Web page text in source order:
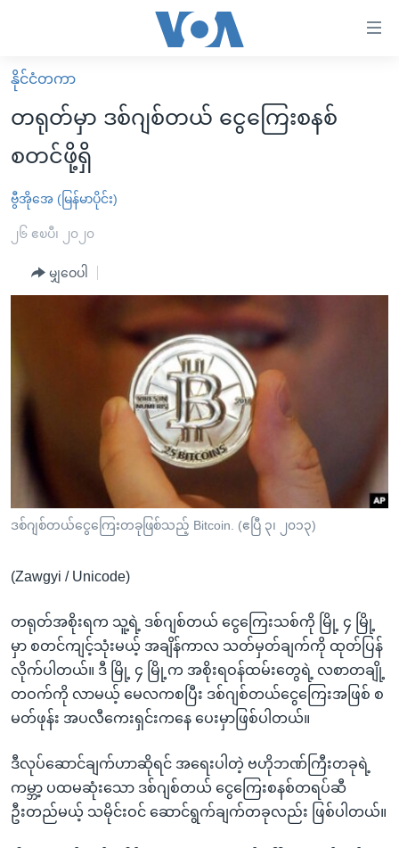
လွယ်ကူ
စေ
များ
ပင်မ
စာမျက်နှာ
ကြည့်
ရှာဖွေ
နေရာ
သို့
ကျော်
ရန်
မူလစာမျက်နှာ
မြန်မာ
ကမ္ဘာ့သတင်းများ
နိုင်ငံတကာ
အစ္စရေး-ပါလက်စတိုင်း
ဗွီဒီယို
သတင်းလွတ်လပ်ခွင့်
အင်္ဂလိပ်စာလေ့လာမယ်
မကြေးမုံရဲ့ အင်္ဂလိပ်စာ
ရုပ်ရှင်ထဲက အင်္ဂလိပ်စာ
သုတပဒေသာ အင်္ဂလိပ်စာ
ရေဒီယိုနှင့်ရုပ်သံ အချက်အလက်များ
ရေဒီယို/တီဗွီအစီအစဉ်
Learning English
ဗွီအိုအေ လူမှုကွန်ယက်များ
နိုင်ငံတကာ
တရုတ်မှာ ဒစ်ဂျစ်တယ် ငွေကြေးစနစ်
စတင်ဖို့ရှိ
ဗွီအိုအေ (မြန်မာပိုင်း)
၂၆ ဧၿပီ၊ ၂၀၂၀
မျှဝေပါ
ဒစ်ဂျစ်တယ်ငွေကြေးတခုဖြစ်သည့် Bitcoin. (ဧပြီ ၃၊ ၂၀၁၃)
(Zawgyi / Unicode)
တရုတ်အစိုးရက သူ့ရဲ့ ဒစ်ဂျစ်တယ် ငွေကြေးသစ်ကို မြို့ ၄ မြို့
မှာ စတင်ကျင့်သုံးမယ့် အချိန်ကာလ သတ်မှတ်ချက်ကို ထုတ်ပြန်
လိုက်ပါတယ်။ ဒီ မြို့ ၄ မြို့က အစိုးရဝန်ထမ်းတွေရဲ့ လစာတချို့
တဝက်ကို လာမယ့် မေလကစပြီး ဒစ်ဂျစ်တယ်ငွေကြေးအဖြစ် စ
မတ်ဖုန်း အပလီကေးရှင်းကနေ ပေးမှာဖြစ်ပါတယ်။
ဒီလုပ်ဆောင်ချက်ဟာဆိုရင် အရေးပါတဲ့ ဗဟိုဘဏ်ကြီးတခုရဲ့
ကမ္ဘာ့ ပထမဆုံးသော ဒစ်ဂျစ်တယ် ငွေကြေးစနစ်တရပ်ဆီ
ဦးတည်မယ့် သမိုင်းဝင် ဆောင်ရွက်ချက်တခုလည်း ဖြစ်ပါတယ်။